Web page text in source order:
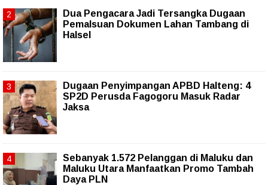
Dua Pengacara Jadi Tersangka Dugaan
Pemalsuan Dokumen Lahan Tambang di
Halsel
Dugaan Penyimpangan APBD Halteng: 4
SP2D Perusda Fagogoru Masuk Radar
Jaksa
Sebanyak 1.572 Pelanggan di Maluku dan
Maluku Utara Manfaatkan Promo Tambah
Daya PLN